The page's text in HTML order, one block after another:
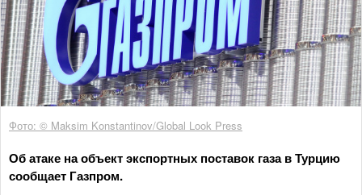
Фото: © Maksim Konstantinov/Global Look Press
Об атаке на объект экспортных поставок газа в Турцию
сообщает Газпром.